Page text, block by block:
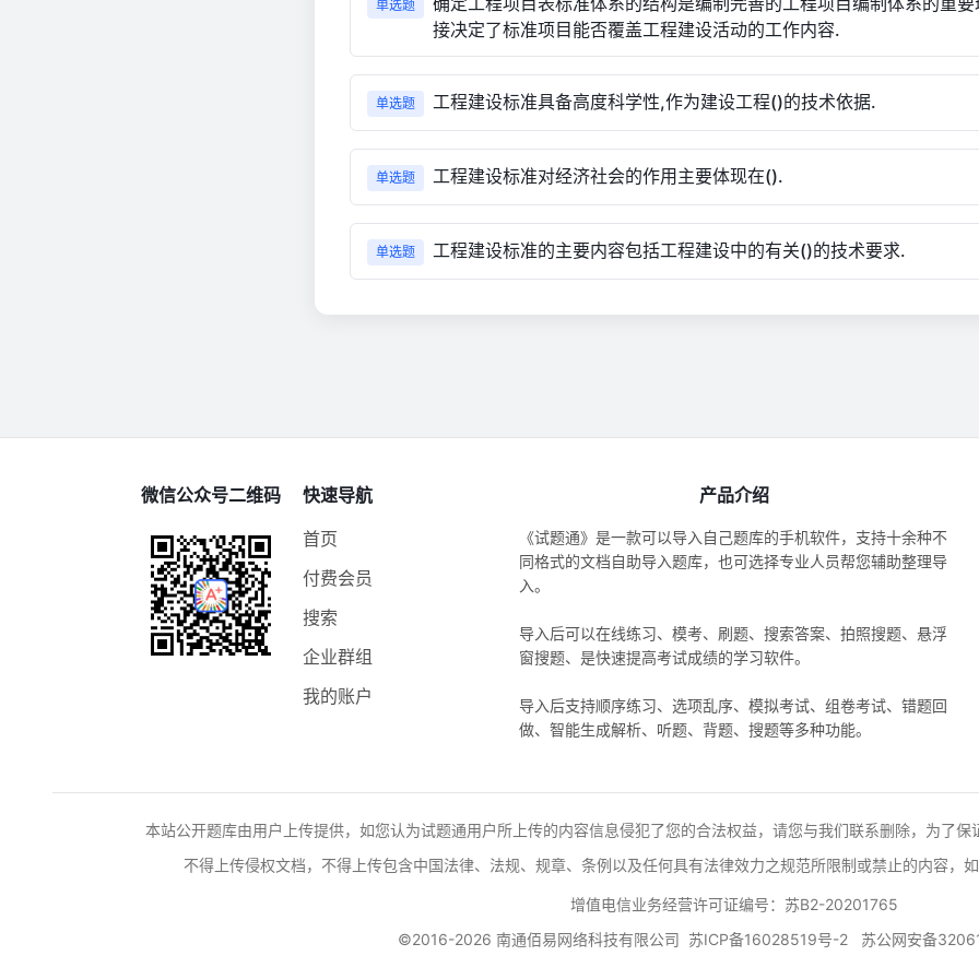
单选题
接决定了标准项目能否覆盖工程建设活动的工作内容.
单选题 工程建设标准具备高度科学性,作为建设工程()的技术依据.
单选题 工程建设标准对经济社会的作用主要体现在().
单选题 工程建设标准的主要内容包括工程建设中的有关()的技术要求.
微信公众号二维码
快速导航
首页
付费会员
搜索
企业群组
我的账户
产品介绍
《试题通》是一款可以导入自己题库的手机软件，支持十余种不
同格式的文档自助导入题库，也可选择专业人员帮您辅助整理导
入。
导入后可以在线练习、模考、刷题、搜索答案、拍照搜题、悬浮
窗搜题、是快速提高考试成绩的学习软件。
导入后支持顺序练习、选项乱序、模拟考试、组卷考试、错题回
做、智能生成解析、听题、背题、搜题等多种功能。
本站公开题库由用户上传提供，如您认为试题通用户所上传的内容信息侵犯了您的合法权益，请您与我们联系删除，为了
不得上传侵权文档，不得上传包含中国法律、法规、规章、条例以及任何具有法律效力之规范所限制或禁止的内容，
增值电信业务经营许可证编号：苏B2-20201765
©2016-2026 南通佰易网络科技有限公司 苏ICP备16028519号-2 苏公网安备